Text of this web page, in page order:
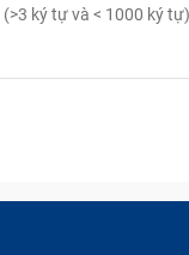
hỏng mặt kính
quả hơn.
chân chim:
này có thể trở
Bạn